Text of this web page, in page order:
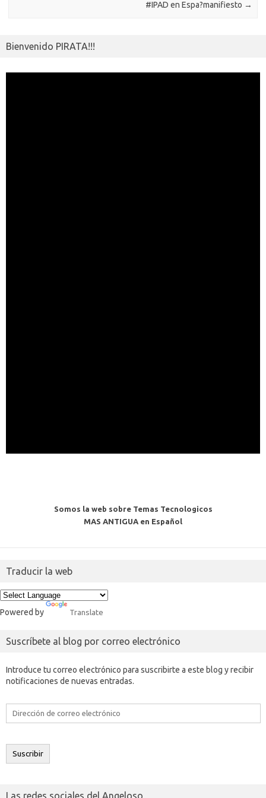
#IPAD en Espa?manifiesto →
Bienvenido PIRATA!!!
Somos la web sobre Temas Tecnologicos
MAS ANTIGUA en Español
Traducir la web
Powered by Translate
Suscríbete al blog por correo electrónico
Introduce tu correo electrónico para suscribirte a este blog y recibir
notificaciones de nuevas entradas.
Dirección
electrónico
Suscribir
Las redes sociales del Angeloso